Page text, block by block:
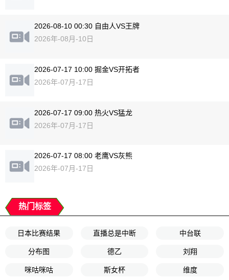
2026-08-10 00:30 自由人VS王牌
2026年-08月-10日
2026-07-17 10:00 掘金VS开拓者
2026年-07月-17日
2026-07-17 09:00 热火VS猛龙
2026年-07月-17日
2026-07-17 08:00 老鹰VS灰熊
2026年-07月-17日
热门标签
日本比赛结果 直播总是中断 中台联
分布图 德乙 刘翔
咪咕咪咕 斯女杯 维度